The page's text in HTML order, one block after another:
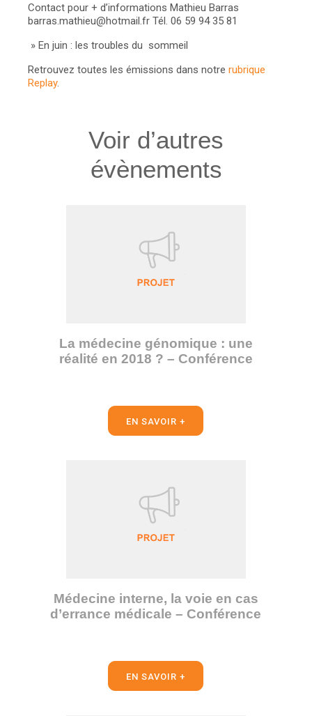
Contact pour + d’informations Mathieu Barras
barras.mathieu@hotmail.fr Tél. 06 59 94 35 81
» En juin : les troubles du sommeil
Retrouvez toutes les émissions dans notre rubrique
Replay.
Voir d’autres
évènements
La médecine génomique : une
réalité en 2018 ? – Conférence
EN SAVOIR +
Médecine interne, la voie en cas
d’errance médicale – Conférence
EN SAVOIR +